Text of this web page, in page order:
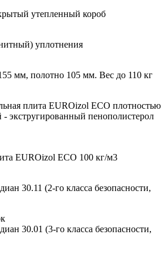
утепленный короб
уплотнения
мм, полотно 105 мм. Вес до 110 кг
плита EUROizol ECO плотностью
- экстругированный пенополистерол
EUROizol ECO 100 кг/м3
30.11 (2-го класса безопасности,
30.01 (3-го класса безопасности,